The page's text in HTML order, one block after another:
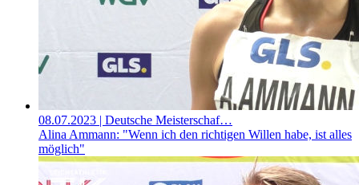
08.07.2023 | Deutsche Meisterschaf…
Alina Ammann: "Wenn ich den richtigen Willen habe, ist alles
möglich"